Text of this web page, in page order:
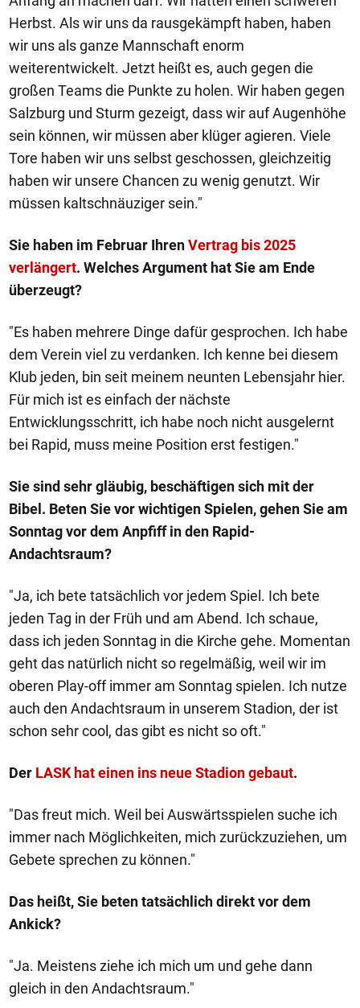
Herbst. Als wir uns da rausgekämpft haben, haben
wir uns als ganze Mannschaft enorm
weiterentwickelt. Jetzt heißt es, auch gegen die
großen Teams die Punkte zu holen. Wir haben gegen
Salzburg und Sturm gezeigt, dass wir auf Augenhöhe
sein können, wir müssen aber klüger agieren. Viele
Tore haben wir uns selbst geschossen, gleichzeitig
haben wir unsere Chancen zu wenig genutzt. Wir
müssen kaltschnäuziger sein."
Sie haben im Februar IhrenVertrag bis 2025
verlängert. Welches Argument hat Sie am Ende
überzeugt?
"Es haben mehrere Dinge dafür gesprochen. Ich habe
dem Verein viel zu verdanken. Ich kenne bei diesem
Klub jeden, bin seit meinem neunten Lebensjahr hier.
Für mich ist es einfach der nächste
Entwicklungsschritt, ich habe noch nicht ausgelernt
bei Rapid, muss meine Position erst festigen."
Sie sind sehr gläubig, beschäftigen sich mit der
Bibel. Beten Sie vor wichtigen Spielen, gehen Sie am
Sonntag vor dem Anpfiff in den Rapid-
Andachtsraum?
"Ja, ich bete tatsächlich vor jedem Spiel. Ich bete
jeden Tag in der Früh und am Abend. Ich schaue,
dass ich jeden Sonntag in die Kirche gehe. Momentan
geht das natürlich nicht so regelmäßig, weil wir im
oberen Play-off immer am Sonntag spielen. Ich nutze
auch den Andachtsraum in unserem Stadion, der ist
schon sehr cool, das gibt es nicht so oft."
Der LASK hat einen ins neue Stadion gebaut.
"Das freut mich. Weil bei Auswärtsspielen suche ich
immer nach Möglichkeiten, mich zurückzuziehen, um
Gebete sprechen zu können."
Das heißt, Sie beten tatsächlich direkt vor dem
Ankick?
"Ja. Meistens ziehe ich mich um und gehe dann
gleich in den Andachtsraum."